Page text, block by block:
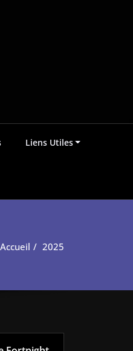
Liens Utiles
Accueil 2025